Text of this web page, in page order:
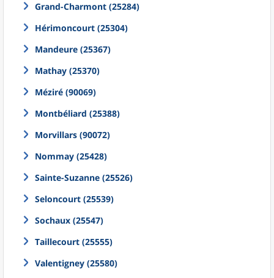
Grand-Charmont (25284)
Hérimoncourt (25304)
Mandeure (25367)
Mathay (25370)
Méziré (90069)
Montbéliard (25388)
Morvillars (90072)
Nommay (25428)
Sainte-Suzanne (25526)
Seloncourt (25539)
Sochaux (25547)
Taillecourt (25555)
Valentigney (25580)